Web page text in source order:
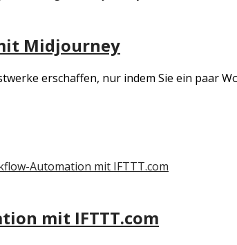
Midjourney
erschaffen, nur indem Sie ein paar
mit IFTTT.com